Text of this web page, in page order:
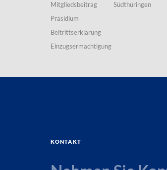
Mitgliedsbeitrag
Präsidium
Beitrittserklärung
Einzugsermächtigung
Südthüringen
Kontakt